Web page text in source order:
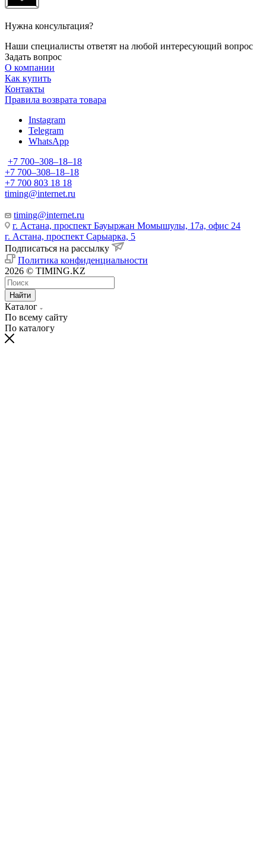
Нужна консультация?
Наши специалисты ответят на любой интересующий вопрос
Задать вопрос
О компании
Как купить
Контакты
Правила возврата товара
Instagram
Telegram
WhatsApp
+7 700‒308‒18‒18
+7 700‒308‒18‒18
+7 700 803 18 18
timing@internet.ru
timing@internet.ru
г. Астана, проспект Бауыржан Момышулы, 17а, офис 24
г. Астана, проспект Сарыарка, 5
Подписаться на рассылку
Политика конфиденциальности
2026 © TIMING.KZ
Найти
Каталог
По всему сайту
По каталогу